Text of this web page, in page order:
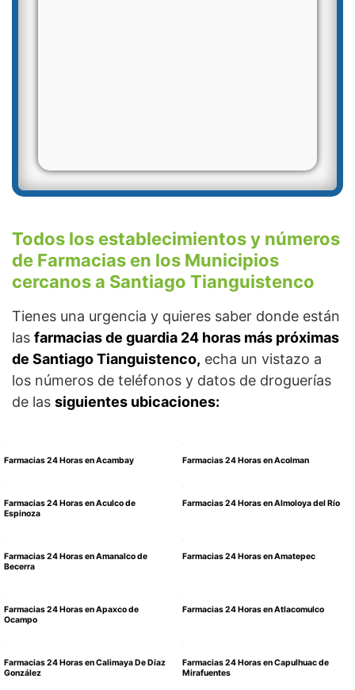
Todos los establecimientos y números
de Farmacias en los Municipios
cercanos a Santiago Tianguistenco
Tienes una urgencia y quieres saber donde están
las farmacias de guardia 24 horas más próximas
de Santiago Tianguistenco, echa un vistazo a
los números de teléfonos y datos de droguerías
de las siguientes ubicaciones:
Farmacias 24 Horas en Acambay Farmacias 24 Horas en Acolman
Farmacias 24 Horas en Aculco de
Espinoza
Farmacias 24 Horas en Almoloya del Río
Farmacias 24 Horas en Amanalco de
Becerra
Farmacias 24 Horas en Amatepec
Farmacias 24 Horas en Apaxco de
Ocampo
Farmacias 24 Horas en Atlacomulco
Farmacias 24 Horas en Calimaya De Díaz
González
Farmacias 24 Horas en Capulhuac de
Mirafuentes